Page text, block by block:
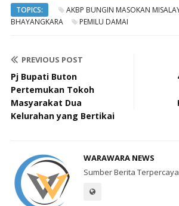
TOPICS: AKBP BUNGIN MASOKAN
BHAYANGKARA
PEMILU DAMAI
PREVIOUS POST
Pj Bupati Buton
Pertemukan Tokoh
Masyarakat Dua
Kelurahan yang Bertikai
WARAWARA NEWS
Sumber Berita